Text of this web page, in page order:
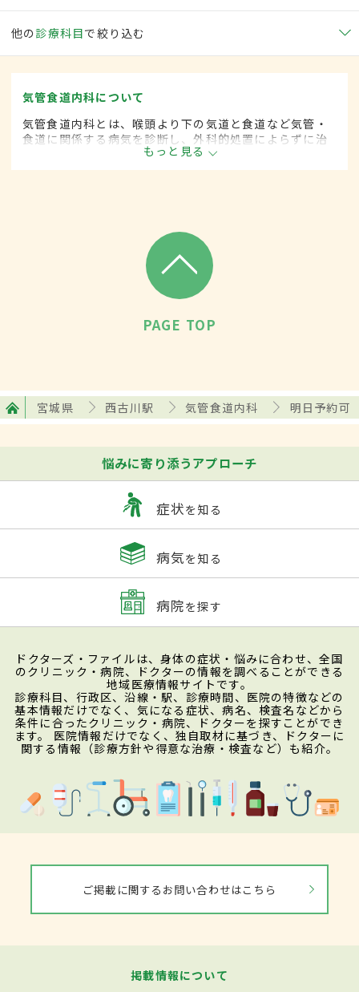
他の 診療科目で絞り込む
気管食道内科について
気管食道内科とは、喉頭より下の気道と食道など気管・
食道に関係する病気を診断し、外科的処置によらずに治
療する内科の一領域です。平成20年4月の制度改正前
は、気管食道科と呼ばれていました。
もっと見る
PAGE TOP
宮城県 西古川駅 気管食道内科 明日予約可
悩みに寄り添うアプローチ
症状を知る
病気を知る
病院を探す
ドクターズ・ファイルは、身体の症状・悩みに合わせ、全国
のクリニック・病院、ドクターの情報を調べることができる
地域医療情報サイトです。
診療科目、行政区、沿線・駅、診療時間、医院の特徴などの
基本情報だけでなく、気になる症状、病名、検査名などから
条件に合ったクリニック・病院、ドクターを探すことができ
ます。 医院情報だけでなく、独自取材に基づき、ドクターに
関する情報（診療方針や得意な治療・検査など）も紹介。
ご掲載に関するお問い合わせはこちら
掲載情報について